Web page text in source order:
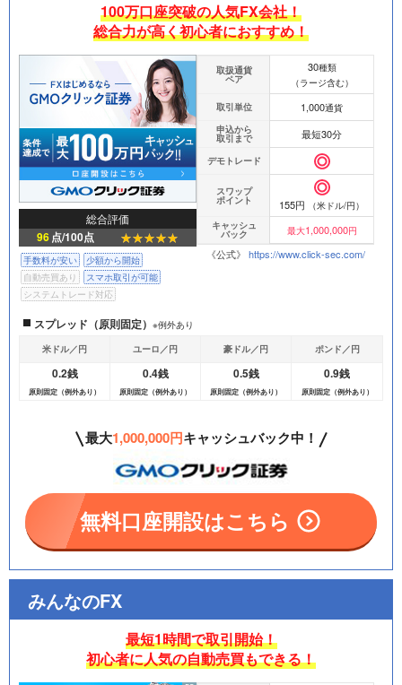
100万口座突破の人気FX会社！
総合力が高く初心者におすすめ！
総合評価
96点/100点
手数料が安い
少額から開始
自動売買あり
スマホ取引が可能
システムトレード対応
取扱通貨
ペア
30種類
（ラージ含む）
取引単位
1,000通貨
申込から
取引まで 最短30分
デモトレード
スワップ
ポイント 155円
（米ドル/円）
キャッシュ
バック 最大1,000,000円
《公式》 https://www.click-sec.com/
スプレッド（原則固定） ※例外あり
米ドル／円
ユーロ／円 豪ドル／円 ポンド／円
0.2銭
原則固定（例外あり）
0.4銭
原則固定（例外あり）
0.5銭
原則固定（例外あり）
0.9銭
原則固定（例外あり）
最大1,000,000円キャッシュバック中！
無料口座開設はこちら
みんなのFX
最短1時間で取引開始！
初心者に人気の自動売買もできる！